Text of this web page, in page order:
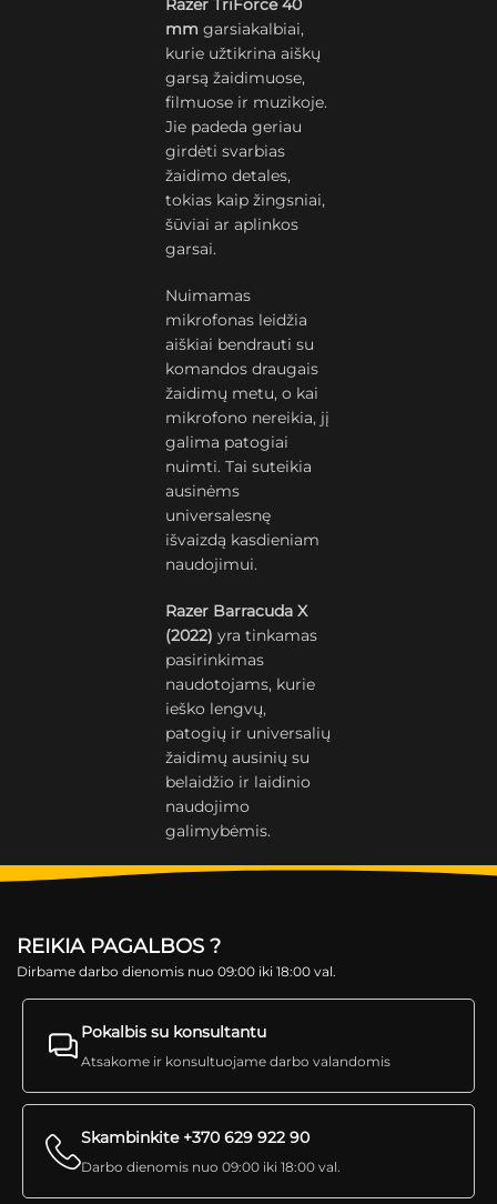
Razer TriForce 40
mm garsiakalbiai,
kurie užtikrina aiškų
garsą žaidimuose,
filmuose ir muzikoje.
Jie padeda geriau
girdėti svarbias
žaidimo detales,
tokias kaip žingsniai,
šūviai ar aplinkos
garsai.
Nuimamas
mikrofonas leidžia
aiškiai bendrauti su
komandos draugais
žaidimų metu, o kai
mikrofono nereikia, jį
galima patogiai
nuimti. Tai suteikia
ausinėms
universalesnę
išvaizdą kasdieniam
naudojimui.
Razer Barracuda X
(2022) yra tinkamas
pasirinkimas
naudotojams, kurie
ieško lengvų,
patogių ir universalių
žaidimų ausinių su
belaidžio ir laidinio
naudojimo
galimybėmis.
REIKIA PAGALBOS ?
Dirbame darbo dienomis nuo 09:00 iki 18:00 val.
Pokalbis su konsultantu
Atsakome ir konsultuojame darbo valandomis
Skambinkite +370 629 922 90
Darbo dienomis nuo 09:00 iki 18:00 val.